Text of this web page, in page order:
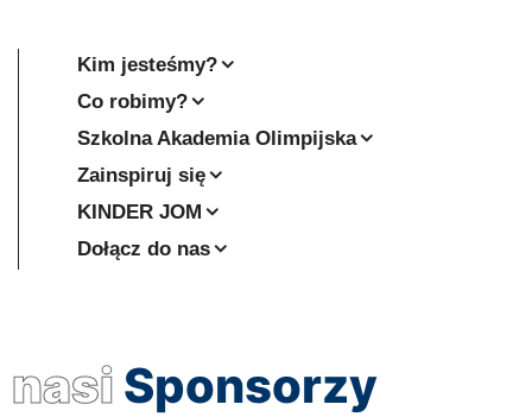
Kim jesteśmy?
Co robimy?
Szkolna Akademia Olimpijska
Zainspiruj się
KINDER JOM
Dołącz do nas
nasi Sponsorzy